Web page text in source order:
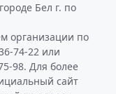
Бел г. по
организации по
74-22 или
98. Для более
сайт